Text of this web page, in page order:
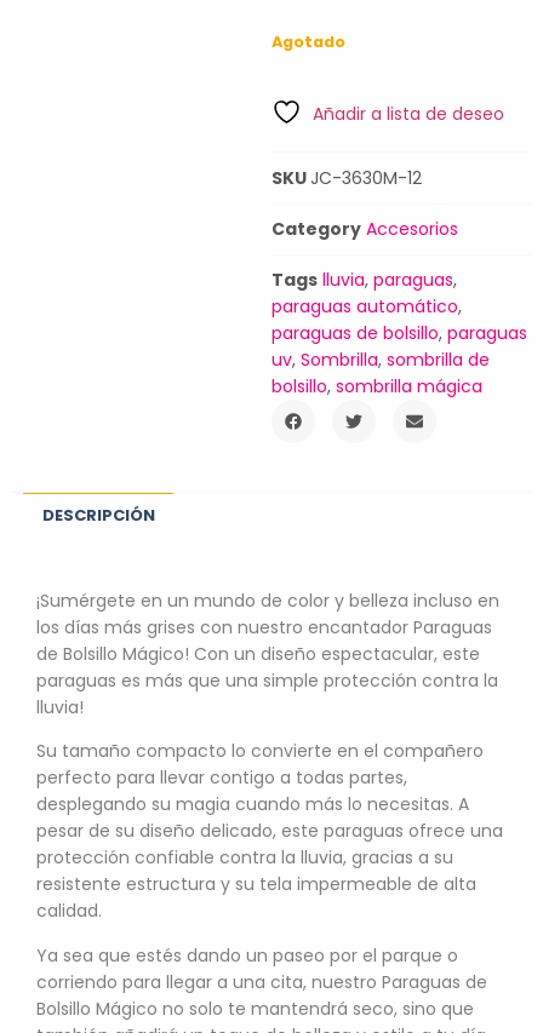
Agotado
Añadir a lista de deseo
SKUJC-3630M-12
Category Accesorios
Tags lluvia, paraguas,
paraguas automático,
paraguas de bolsillo, paraguas
uv, Sombrilla, sombrilla de
bolsillo, sombrilla mágica
DESCRIPCIÓN
¡Sumérgete en un mundo de color y belleza incluso en
los días más grises con nuestro encantador Paraguas
de Bolsillo Mágico! Con un diseño espectacular, este
paraguas es más que una simple protección contra la
lluvia!
Su tamaño compacto lo convierte en el compañero
perfecto para llevar contigo a todas partes,
desplegando su magia cuando más lo necesitas. A
pesar de su diseño delicado, este paraguas ofrece una
protección confiable contra la lluvia, gracias a su
resistente estructura y su tela impermeable de alta
calidad.
Ya sea que estés dando un paseo por el parque o
corriendo para llegar a una cita, nuestro Paraguas de
Bolsillo Mágico no solo te mantendrá seco, sino que